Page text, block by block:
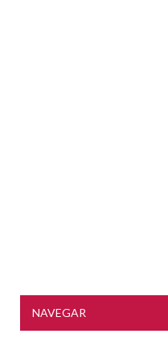
NAVEGAR